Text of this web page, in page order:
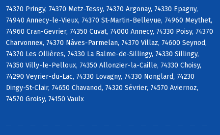
74370 Pringy, 74370 Metz-Tessy, 74370 Argonay, 74330 Epagny,
74940 Annecy-le-Vieux, 74370 St-Martin-Bellevue, 74960 Meythet,
74960 Cran-Gevrier, 74350 Cuvat, 74000 Annecy, 74330 Poisy, 74370
Charvonnex, 74370 Nâves-Parmelan, 74370 Villaz, 74600 Seynod,
74370 Les Ollières, 74330 La Balme-de-Sillingy, 74330 Sillingy,
74350 Villy-le-Pelloux, 74350 Allonzier-la-Caille, 74330 Choisy,
74290 Veyrier-du-Lac, 74330 Lovagny, 74330 Nonglard, 74230
Dingy-St-Clair, 74650 Chavanod, 74320 Sévrier, 74570 Aviernoz,
74570 Groisy, 74150 Vaulx